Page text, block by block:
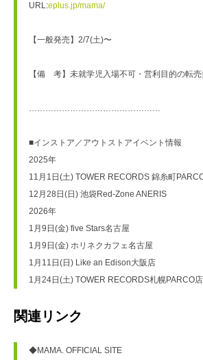
URL:eplus.jp/mama/
【一般発売】2/7(土)〜
【備　考】未就学児入場不可・営利目的の転
…………………………………………
■インストア／アウトストアイベント情報
2025年
11月1日(土) TOWER RECORDS 錦糸町
12月28日(日) 池袋Red-Zone ANERIS
2026年
1月9日(金) five Stars名古屋
1月9日(金) ホリネクカフェ名古屋
1月11日(日) Like an Edison大阪店
1月24日(土) TOWER RECORDS札幌PARCO店
関連リンク